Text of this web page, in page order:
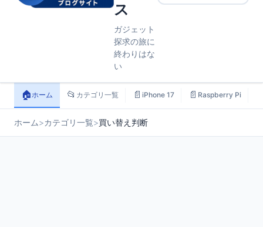
ス
ガジェット
探求の旅に
終わりはな
い
🏠ホーム 📂 カテゴリ一覧 📄 iPhone 17 📄 Raspberry Pi
ホーム>カテゴリ一覧>買い替え判断